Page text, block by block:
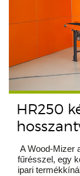
HR250
A Wood-Mizer
fűrésszel, egy
ipari